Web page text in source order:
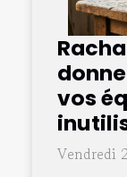
vos
Vendredi